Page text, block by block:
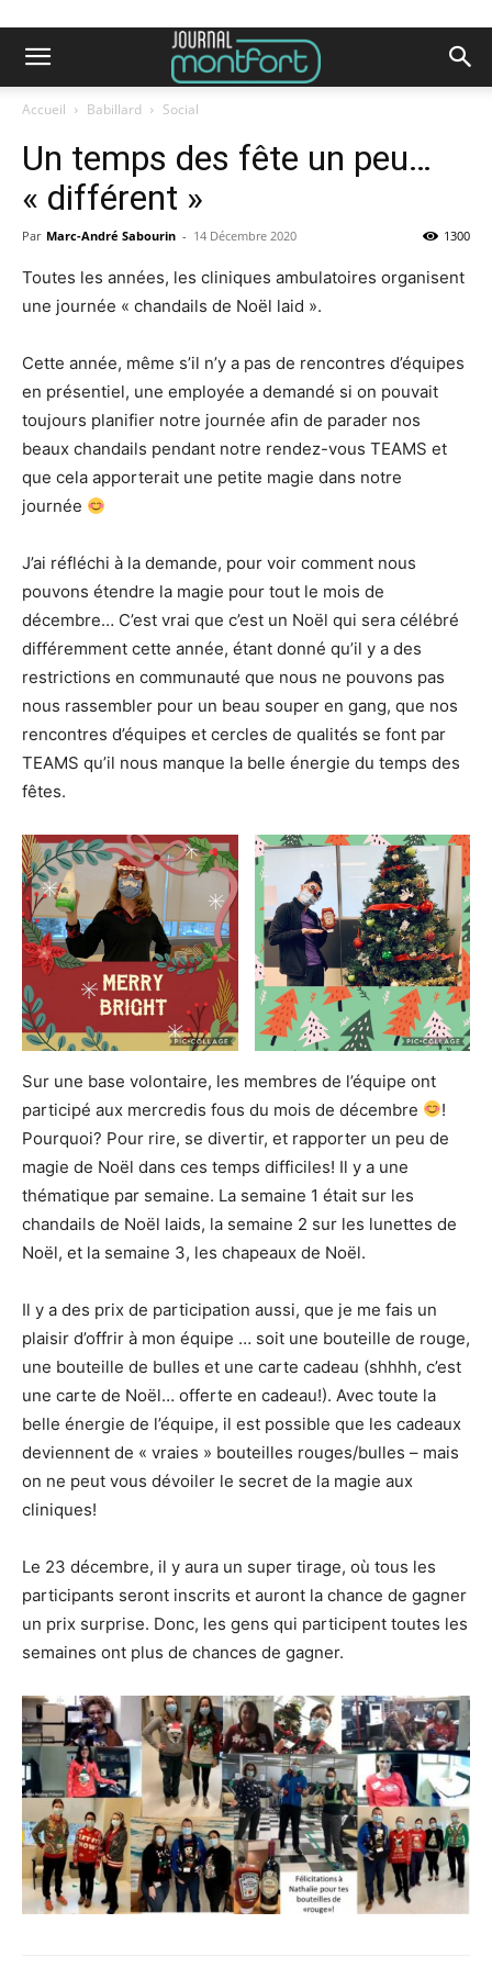
Accueil Babillard Social
Un temps des fête un peu…
« différent »
Par Marc-André Sabourin - 14 Décembre 2020 1300
Toutes les années, les cliniques ambulatoires organisent
une journée « chandails de Noël laid ».
Cette année, même s’il n’y a pas de rencontres d’équipes
en présentiel, une employée a demandé si on pouvait
toujours planifier notre journée afin de parader nos
beaux chandails pendant notre rendez-vous TEAMS et
que cela apporterait une petite magie dans notre
journée
J’ai réfléchi à la demande, pour voir comment nous
pouvons étendre la magie pour tout le mois de
décembre… C’est vrai que c’est un Noël qui sera célébré
différemment cette année, étant donné qu’il y a des
restrictions en communauté que nous ne pouvons pas
nous rassembler pour un beau souper en gang, que nos
rencontres d’équipes et cercles de qualités se font par
TEAMS qu’il nous manque la belle énergie du temps des
fêtes.
Sur une base volontaire, les membres de l’équipe ont
participé aux mercredis fous du mois de décembre
!
Pourquoi? Pour rire, se divertir, et rapporter un peu de
magie de Noël dans ces temps difficiles! Il y a une
thématique par semaine. La semaine 1 était sur les
chandails de Noël laids, la semaine 2 sur les lunettes de
Noël, et la semaine 3, les chapeaux de Noël.
Il y a des prix de participation aussi, que je me fais un
plaisir d’offrir à mon équipe … soit une bouteille de rouge,
une bouteille de bulles et une carte cadeau (shhhh, c’est
une carte de Noël… offerte en cadeau!). Avec toute la
belle énergie de l’équipe, il est possible que les cadeaux
deviennent de « vraies » bouteilles rouges/bulles – mais
on ne peut vous dévoiler le secret de la magie aux
cliniques!
Le 23 décembre, il y aura un super tirage, où tous les
participants seront inscrits et auront la chance de gagner
un prix surprise. Donc, les gens qui participent toutes les
semaines ont plus de chances de gagner.